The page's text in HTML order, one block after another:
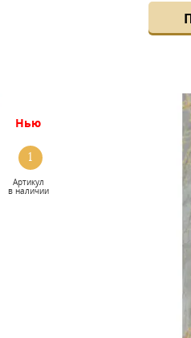
нью
1
Артикул
в наличии